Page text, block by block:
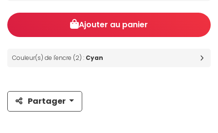
Ajouter au panier
Couleur(s) de l'encre (2) : Cyan
Partager